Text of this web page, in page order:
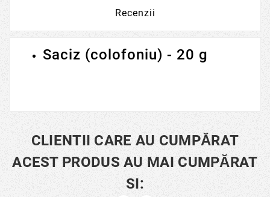
Recenzii
Saciz (colofoniu) - 20 g
CLIENTII CARE AU CUMPĂRAT
ACEST PRODUS AU MAI CUMPĂRAT
SI: